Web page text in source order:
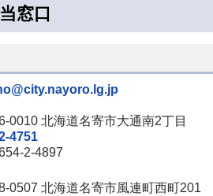
窓口
0010 北海道名寄市大通南2丁目
4751
2-4897
0507 北海道名寄市風連町西町201